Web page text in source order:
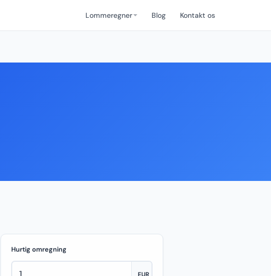
Lommeregner Blog Kontakt os
Hurtig omregning